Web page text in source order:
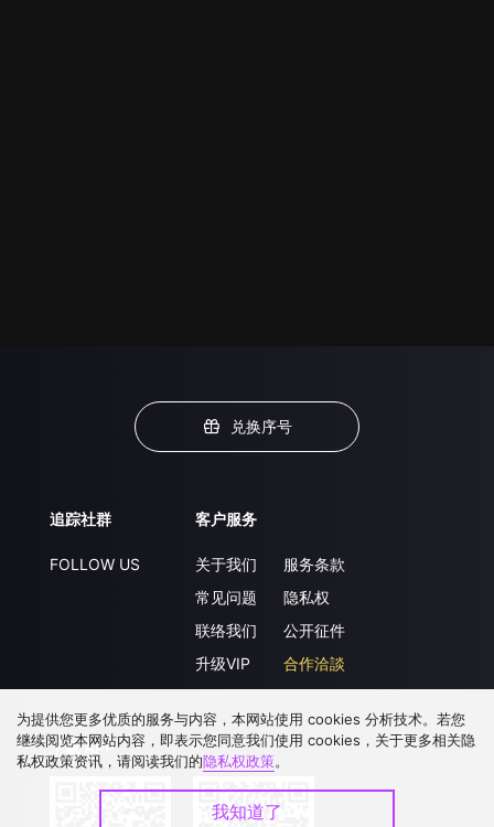
兑换序号
追踪社群
FOLLOW US
客户服务
关于我们
常见问题
联络我们
升级VIP
服务条款
隐私权
公开征件
合作洽談
下载 APP
为提供您更多优质的服务与内容，本网站使用 cookies 分析技术。若您
继续阅览本网站内容，即表示您同意我们使用 cookies，关于更多相关隐
私权政策资讯，请阅读我们的隐私权政策。
我知道了